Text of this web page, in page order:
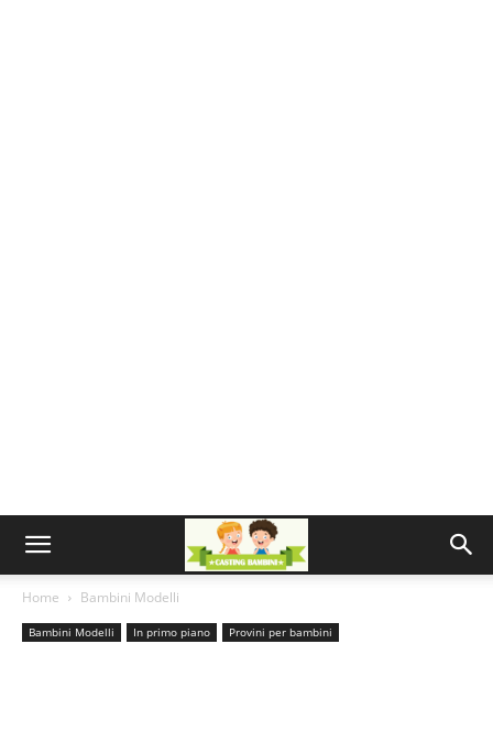
Home Bambini Modelli
Bambini Modelli In primo piano Provini per bambini